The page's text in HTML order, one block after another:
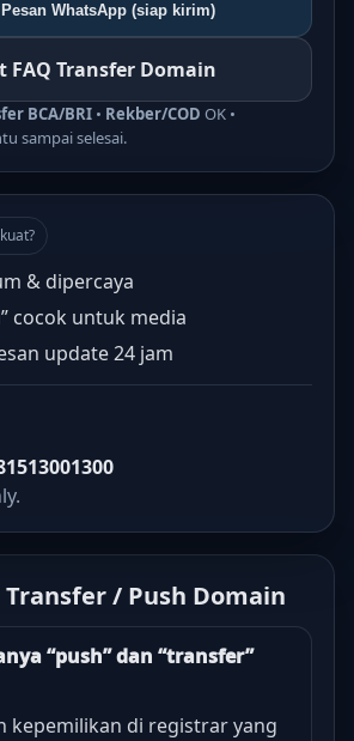
WhatsApp (siap kirim)
FAQ Transfer Domain
BCA/BRI • Rekber/COD OK •
sampai selesai.
& dipercaya
cocok untuk media
update 24 jam
/ Push Domain
“push” dan “transfer”
kepemilikan di registrar yang